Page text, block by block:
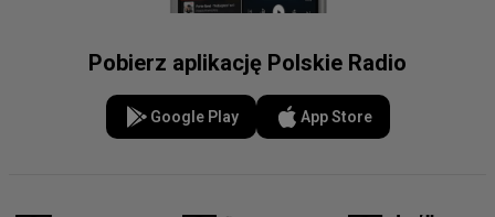
Pobierz aplikację Polskie Radio
Google Play App Store